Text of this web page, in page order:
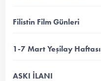
Filistin Film Günleri
1-7 Mart Yeşilay Haftası
ASKI İLANI